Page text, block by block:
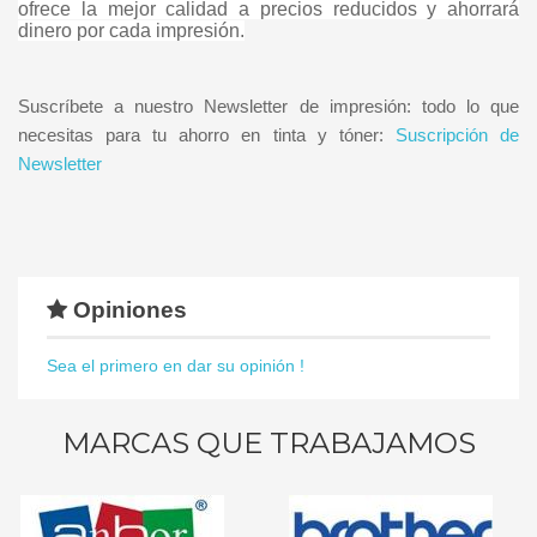
ofrece la mejor calidad a precios reducidos y ahorrará
dinero por cada impresión.
Suscríbete a nuestro Newsletter de impresión: todo lo que
necesitas para tu ahorro en tinta y tóner: Suscripción de
Newsletter
Opiniones
Sea el primero en dar su opinión !
MARCAS QUE TRABAJAMOS